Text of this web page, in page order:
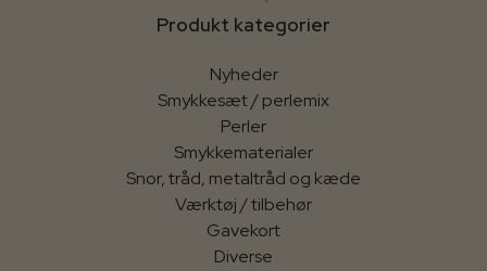
Produkt kategorier
Nyheder
Smykkesæt / perlemix
Perler
Smykkematerialer
Snor, tråd, metaltråd og kæde
Værktøj / tilbehør
Gavekort
Diverse